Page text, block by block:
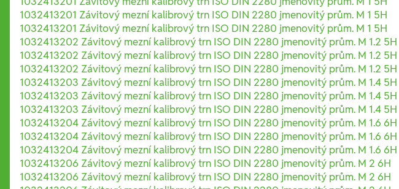
1032413201 Závitový mezní kalibrový trn ISO DIN 2280 jmenovitý prům. M 1 5H
1032413201 Závitový mezní kalibrový trn ISO DIN 2280 jmenovitý prům. M 1 5H
1032413202 Závitový mezní kalibrový trn ISO DIN 2280 jmenovitý prům. M 1.2 5H
1032413202 Závitový mezní kalibrový trn ISO DIN 2280 jmenovitý prům. M 1.2 5H
1032413202 Závitový mezní kalibrový trn ISO DIN 2280 jmenovitý prům. M 1.2 5H
1032413203 Závitový mezní kalibrový trn ISO DIN 2280 jmenovitý prům. M 1.4 5H
1032413203 Závitový mezní kalibrový trn ISO DIN 2280 jmenovitý prům. M 1.4 5H
1032413203 Závitový mezní kalibrový trn ISO DIN 2280 jmenovitý prům. M 1.4 5H
1032413204 Závitový mezní kalibrový trn ISO DIN 2280 jmenovitý prům. M 1.6 6H
1032413204 Závitový mezní kalibrový trn ISO DIN 2280 jmenovitý prům. M 1.6 6H
1032413204 Závitový mezní kalibrový trn ISO DIN 2280 jmenovitý prům. M 1.6 6H
1032413206 Závitový mezní kalibrový trn ISO DIN 2280 jmenovitý prům. M 2 6H
1032413206 Závitový mezní kalibrový trn ISO DIN 2280 jmenovitý prům. M 2 6H